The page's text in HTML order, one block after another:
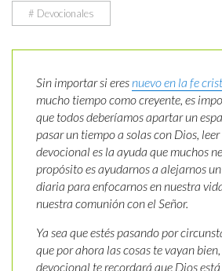
# Devocionales
Sin importar si eres nuevo en la fe
mucho tiempo como creyente, es
que todos deberíamos apartar un
pasar un tiempo a solas con Dios,
devocional es la ayuda que muchos
propósito es ayudarnos a alejarnos
diaria para enfocarnos en nuestra
nuestra comunión con el Señor.
Ya sea que estés pasando por
que por ahora las cosas te vayan
devocional te recordará que Dios